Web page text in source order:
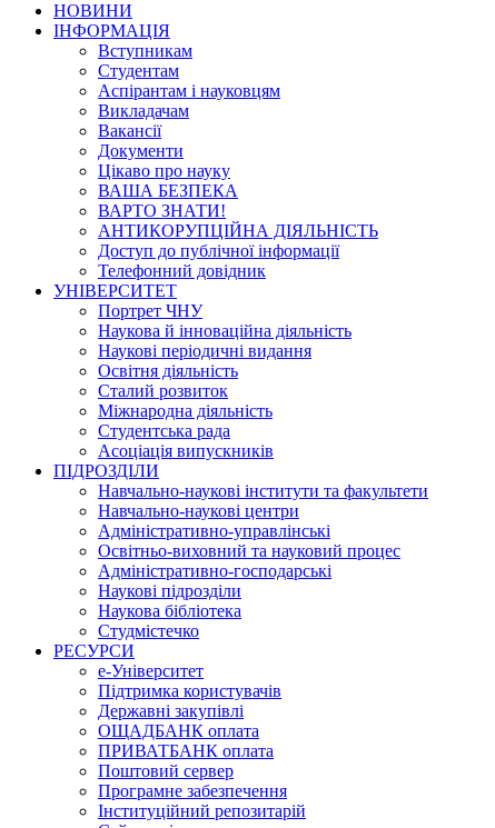
НОВИНИ
ІНФОРМАЦІЯ
Вступникам
Студентам
Аспірантам і науковцям
Викладачам
Вакансії
Документи
Цікаво про науку
ВАША БЕЗПЕКА
ВАРТО ЗНАТИ!
АНТИКОРУПЦІЙНА ДІЯЛЬНІСТЬ
Доступ до публічної інформації
Телефонний довідник
УНІВЕРСИТЕТ
Портрет ЧНУ
Наукова й інноваційна діяльність
Наукові періодичні видання
Освітня діяльність
Сталий розвиток
Міжнародна діяльність
Студентська рада
Асоціація випускників
ПІДРОЗДІЛИ
Навчально-наукові інститути та факультети
Навчально-наукові центри
Адміністративно-управлінські
Освітньо-виховний та науковий процес
Адміністративно-господарські
Наукові підрозділи
Наукова бібліотека
Студмістечко
РЕСУРСИ
е-Університет
Підтримка користувачів
Державні закупівлі
ОЩАДБАНК оплата
ПРИВАТБАНК оплата
Поштовий сервер
Програмне забезпечення
Інституційний репозитарій